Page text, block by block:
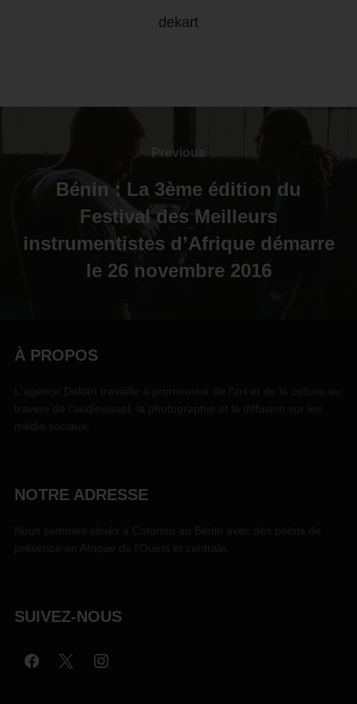
dekart
Previous
Bénin : La 3ème édition du
Festival des Meilleurs
instrumentistes d’Afrique démarre
le 26 novembre 2016
À PROPOS
NOTRE ADRESSE
SUIVEZ-NOUS